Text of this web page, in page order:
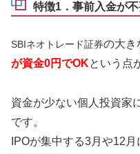
特徴1．事前入金が
SBIネオトレード証券の大き
が資金0円でOKという点
資金が少ない個人投資家
です。
IPOが集中する3月や12